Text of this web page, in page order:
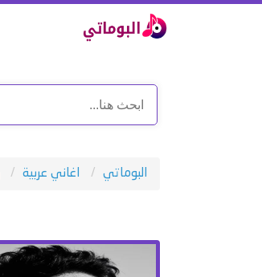
البوماتي اغاني عربية